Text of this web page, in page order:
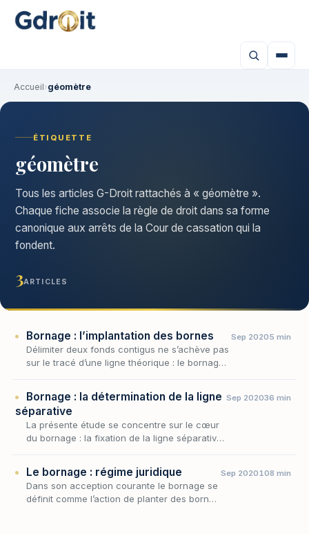
Accueil›géomètre
ÉTIQUETTE
géomètre
Tous les articles G-Droit rattachés à « géomètre ».
Chaque fiche associe la règle de droit dans sa forme
canonique aux arrêts de la Cour de cassation qui la
fondent.
3ARTICLES
Bornage : l’implantation des bornes
Délimiter deux fonds contigus ne s’achève pas
sur le tracé d’une ligne théorique : le bornage
Sep 20205 min
Bornage : la détermination de la ligne
séparative
La présente étude se concentre sur le cœur
du bornage : la fixation de la ligne séparative,
Sep 202036 min
Le bornage : régime juridique
Dans son acception courante le bornage se
définit comme l’action de planter des bornes
Sep 2020108 min